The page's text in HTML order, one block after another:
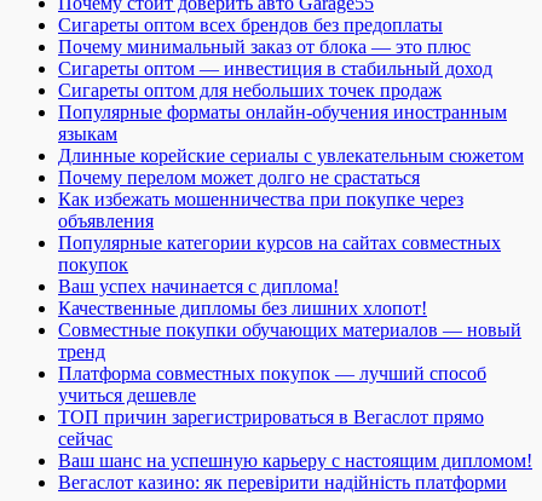
Сигареты оптом всех брендов без предоплаты
Почему минимальный заказ от блока — это плюс
Сигареты оптом — инвестиция в стабильный доход
Сигареты оптом для небольших точек продаж
Популярные форматы онлайн-обучения иностранным
языкам
Длинные корейские сериалы с увлекательным сюжетом
Почему перелом может долго не срастаться
Как избежать мошенничества при покупке через
объявления
Популярные категории курсов на сайтах совместных
покупок
Ваш успех начинается с диплома!
Качественные дипломы без лишних хлопот!
Совместные покупки обучающих материалов — новый
тренд
Платформа совместных покупок — лучший способ
учиться дешевле
ТОП причин зарегистрироваться в Вегаслот прямо
сейчас
Ваш шанс на успешную карьеру с настоящим дипломом!
Вегаслот казино: як перевірити надійність платформи